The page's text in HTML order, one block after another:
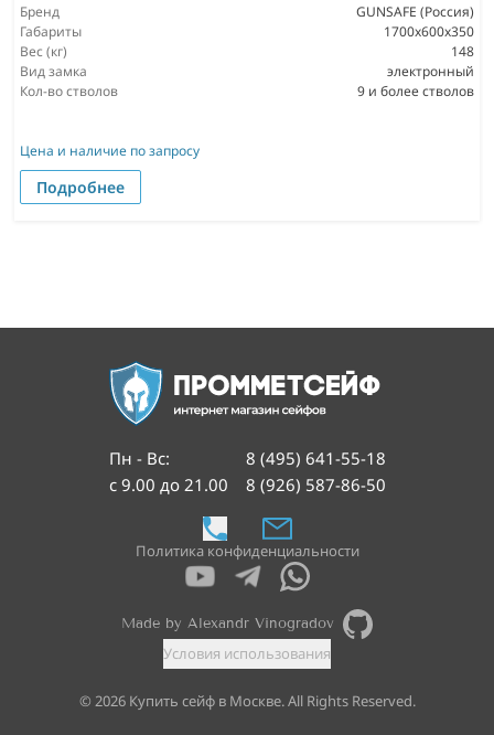
Бренд
GUNSAFE (Россия)
Габариты
1700х600х350
Вес (кг)
148
Вид замка
электронный
Кол-во стволов
9 и более стволов
Цена и наличие по запросу
Подробнее
Пн - Вс:
с 9.00 до 21.00
8 (495) 641-55-18
8 (926) 587-86-50
Политика конфиденциальности
Условия использования
© 2026Купить сейф в Москве. All Rights Reserved.
Made by Alexandr Vinogradov